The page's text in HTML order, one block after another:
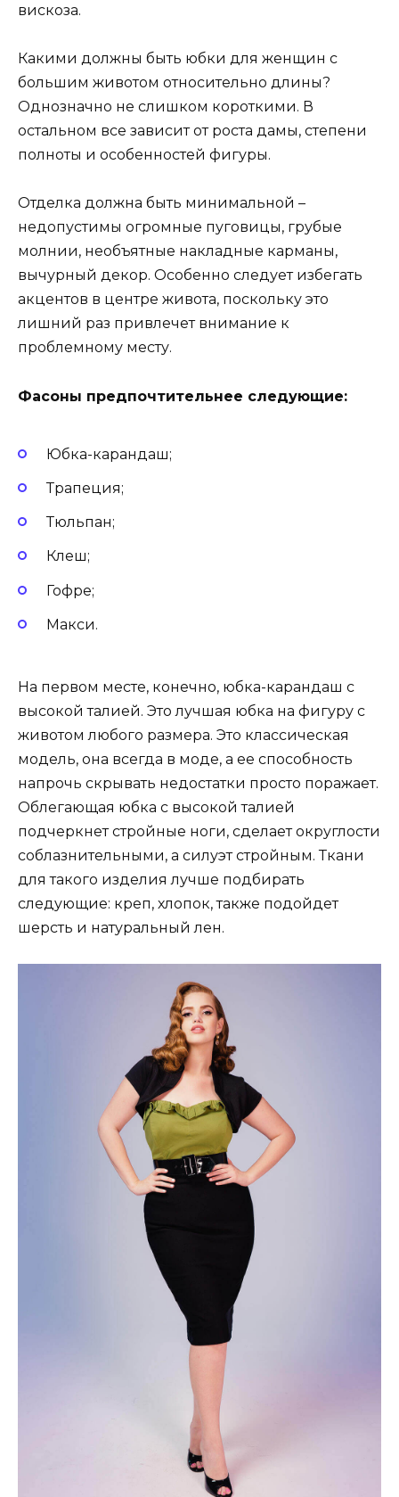
вискоза.
Какими должны быть юбки для женщин с
большим животом относительно длины?
Однозначно не слишком короткими. В
остальном все зависит от роста дамы, степени
полноты и особенностей фигуры.
Отделка должна быть минимальной –
недопустимы огромные пуговицы, грубые
молнии, необъятные накладные карманы,
вычурный декор. Особенно следует избегать
акцентов в центре живота, поскольку это
лишний раз привлечет внимание к
проблемному месту.
Фасоны предпочтительнее следующие:
Юбка-карандаш;
Трапеция;
Тюльпан;
Клеш;
Гофре;
Макси.
На первом месте, конечно, юбка-карандаш с
высокой талией. Это лучшая юбка на фигуру с
животом любого размера. Это классическая
модель, она всегда в моде, а ее способность
напрочь скрывать недостатки просто поражает.
Облегающая юбка с высокой талией
подчеркнет стройные ноги, сделает округлости
соблазнительными, а силуэт стройным. Ткани
для такого изделия лучше подбирать
следующие: креп, хлопок, также подойдет
шерсть и натуральный лен.